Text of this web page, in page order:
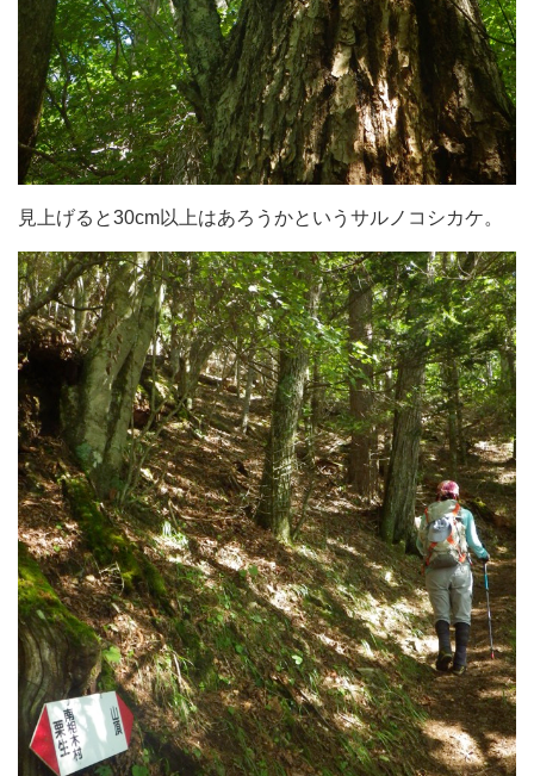
見上げると30cm以上はあろうかというサルノコシカケ。